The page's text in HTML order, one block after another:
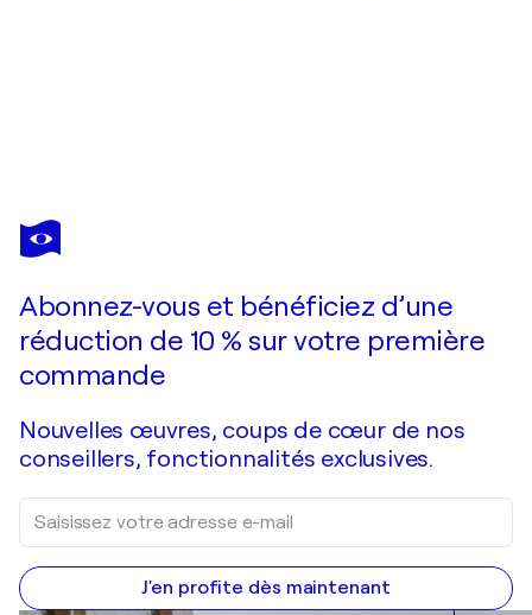
AASE LIND
'Water Front no 1'
Abonnez-vous et bénéficiez d’une
réduction de 10 % sur votre première
commande
Nouvelles œuvres, coups de cœur de nos
conseillers, fonctionnalités exclusives.
J'en profite dès maintenant